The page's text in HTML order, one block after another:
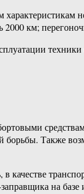
2000 км;
борьбы. Также
качестве
на